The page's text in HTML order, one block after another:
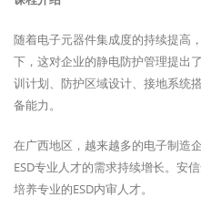
随着电子元器件集成度的持续提高
下，这对企业的静电防护管理提出
训计划、防护区域设计、接地系统
备能力。
在广西地区，越来越多的电子制造
ESD专业人才的需求持续增长。安
培养专业的ESD内审人才。